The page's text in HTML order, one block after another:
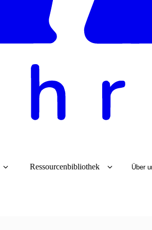
Ressourcenbibliothek Über